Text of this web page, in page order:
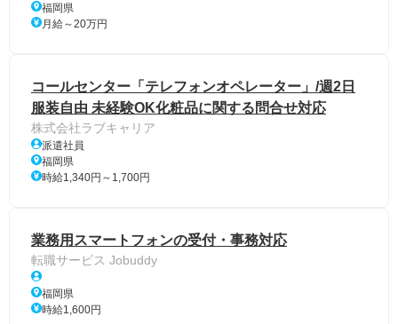
福岡県
月給～20万円
コールセンター「テレフォンオペレーター」/週2日
服装自由 未経験OK化粧品に関する問合せ対応
株式会社ラブキャリア
派遣社員
福岡県
時給1,340円～1,700円
業務用スマートフォンの受付・事務対応
転職サービス Jobuddy
福岡県
時給1,600円